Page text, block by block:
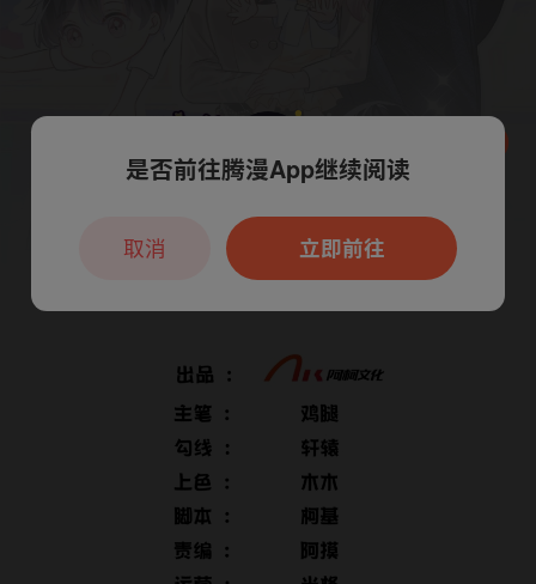
本章节仅支持App阅读，可打开App新用
户7天免费看
是否前往腾漫App继续阅读
立即前往
取消